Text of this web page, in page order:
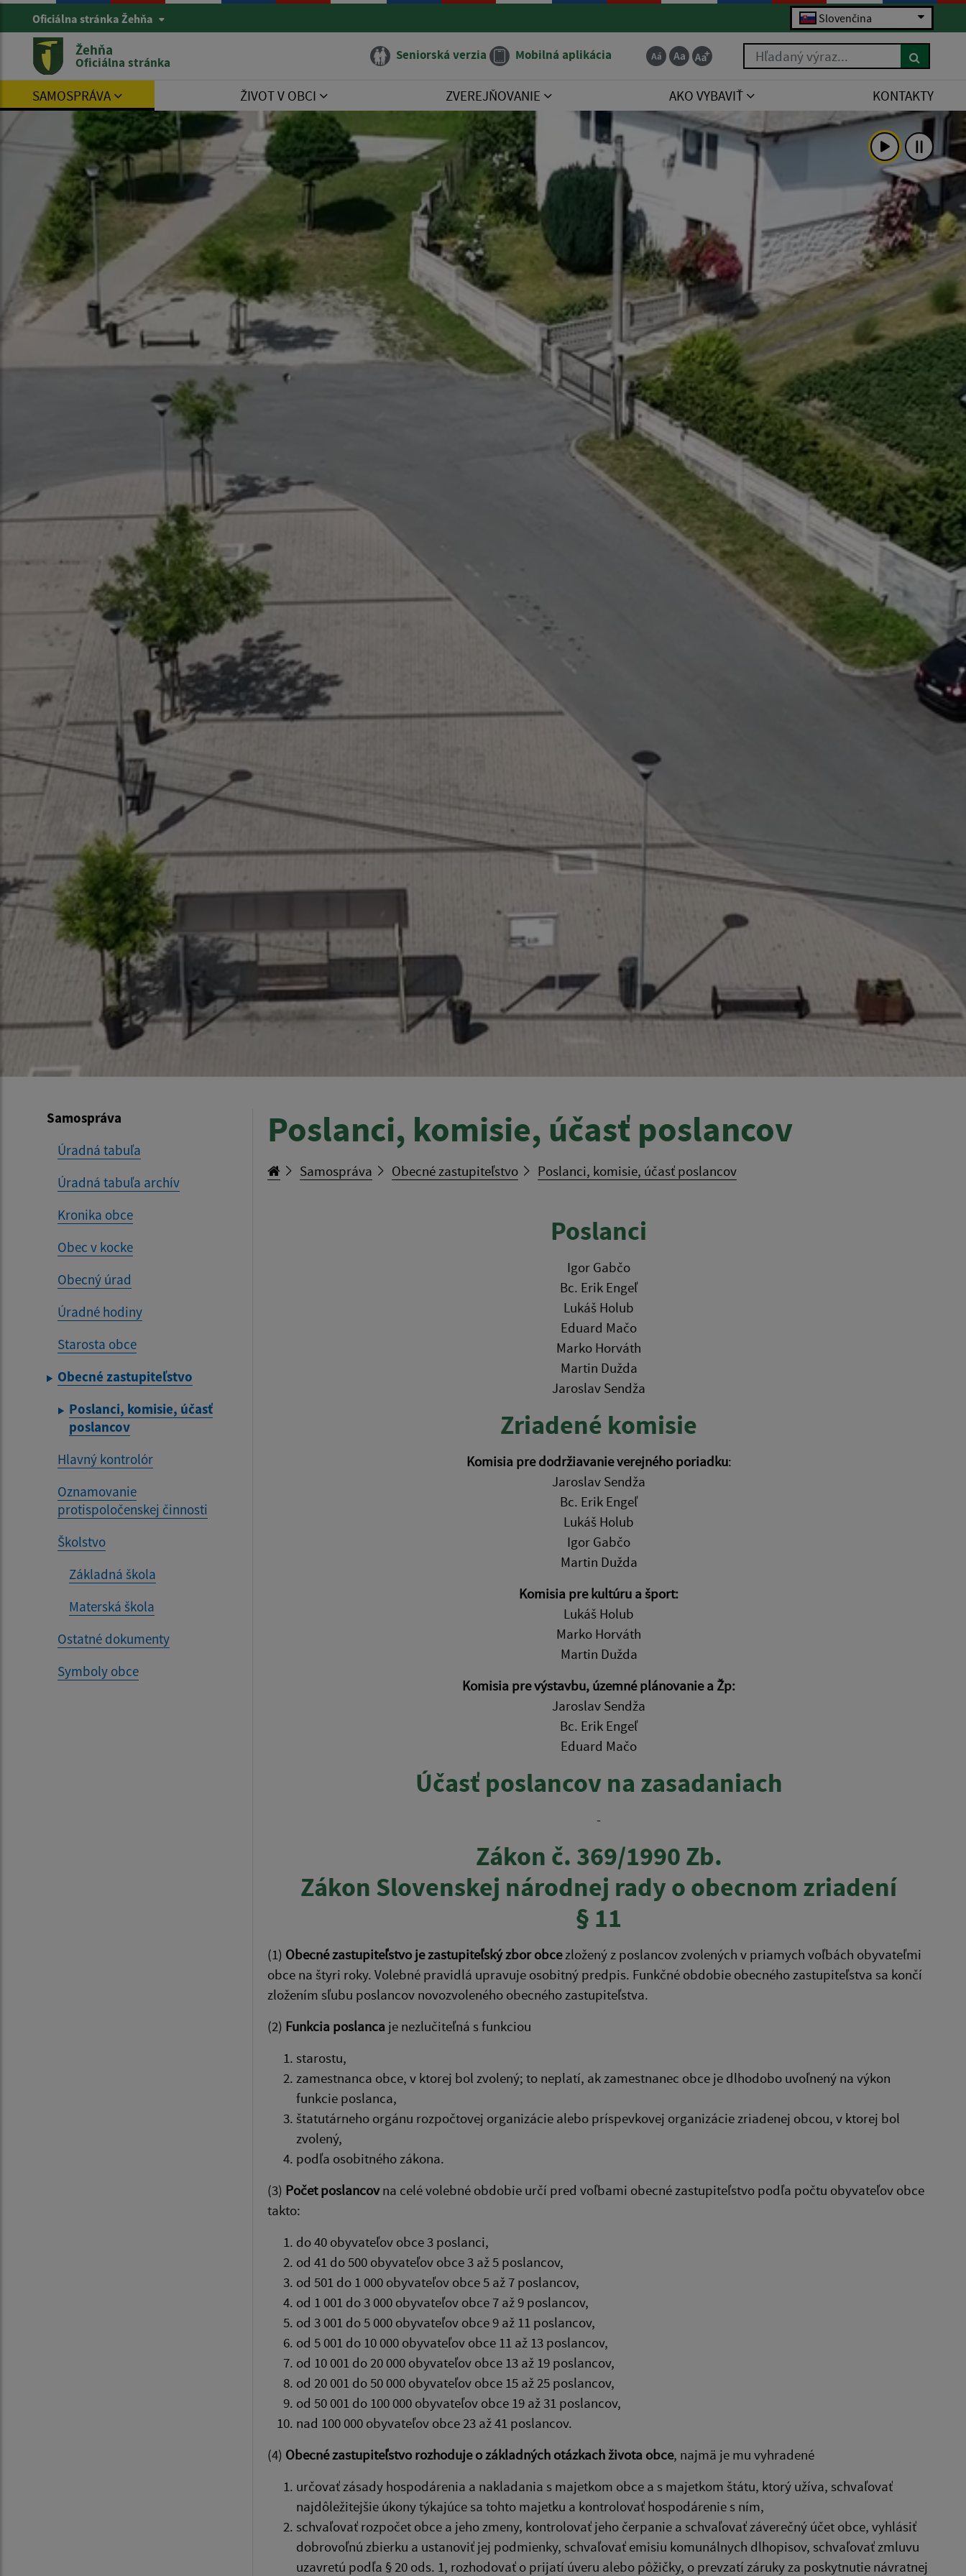
Oficiálna stránka Žehňa Slovenčina
Žehňa
Oficiálna stránka Seniorská verzia Mobilná aplikácia Hľadaný výraz...
SAMOSPRÁVA ŽIVOT V OBCI ZVEREJŇOVANIE AKO VYBAVIŤ KONTAKTY
Samospráva
Úradná tabuľa
Úradná tabuľa archív
Kronika obce
Obec v kocke
Obecný úrad
Úradné hodiny
Starosta obce
Obecné zastupiteľstvo
Poslanci, komisie, účasť
poslancov
Hlavný kontrolór
Oznamovanie
protispoločenskej činnosti
Školstvo
Základná škola
Materská škola
Ostatné dokumenty
Symboly obce
Poslanci, komisie, účasť poslancov
Samospráva Obecné zastupiteľstvo Poslanci, komisie, účasť poslancov
Poslanci
Igor Gabčo
Bc. Erik Engeľ
Lukáš Holub
Eduard Mačo
Marko Horváth
Martin Dužda
Jaroslav Sendža
Zriadené komisie
Komisia pre dodržiavanie verejného poriadku:
Jaroslav Sendža
Bc. Erik Engeľ
Lukáš Holub
Igor Gabčo
Martin Dužda
Komisia pre kultúru a šport:
Lukáš Holub
Marko Horváth
Martin Dužda
Komisia pre výstavbu, územné plánovanie a Žp:
Jaroslav Sendža
Bc. Erik Engeľ
Eduard Mačo
Účasť poslancov na zasadaniach
-
Zákon č. 369/1990 Zb.
Zákon Slovenskej národnej rady o obecnom zriadení
§ 11
(1) Obecné zastupiteľstvo je zastupiteľský zbor obcezložený z poslancov zvolených v priamych voľbách obyvateľmi
obce na štyri roky. Volebné pravidlá upravuje osobitný predpis. Funkčné obdobie obecného zastupiteľstva sa končí
zložením sľubu poslancov novozvoleného obecného zastupiteľstva.
(2) Funkcia poslanca je nezlučiteľná s funkciou
starostu,
zamestnanca obce, v ktorej bol zvolený; to neplatí, ak zamestnanec obce je dlhodobo uvoľnený na výkon
funkcie poslanca,
štatutárneho orgánu rozpočtovej organizácie alebo príspevkovej organizácie zriadenej obcou, v ktorej bol
zvolený,
podľa osobitného zákona.
(3) Počet poslancovna celé volebné obdobie určí pred voľbami obecné zastupiteľstvo podľa počtu obyvateľov obce
takto:
do 40 obyvateľov obce 3 poslanci,
od 41 do 500 obyvateľov obce 3 až 5 poslancov,
od 501 do 1 000 obyvateľov obce 5 až 7 poslancov,
od 1 001 do 3 000 obyvateľov obce 7 až 9 poslancov,
od 3 001 do 5 000 obyvateľov obce 9 až 11 poslancov,
od 5 001 do 10 000 obyvateľov obce 11 až 13 poslancov,
od 10 001 do 20 000 obyvateľov obce 13 až 19 poslancov,
od 20 001 do 50 000 obyvateľov obce 15 až 25 poslancov,
od 50 001 do 100 000 obyvateľov obce 19 až 31 poslancov,
nad 100 000 obyvateľov obce 23 až 41 poslancov.
(4) Obecné zastupiteľstvo rozhoduje o základných otázkach života obce, najmä je mu vyhradené
určovať zásady hospodárenia a nakladania s majetkom obce a s majetkom štátu, ktorý užíva, schvaľovať
najdôležitejšie úkony týkajúce sa tohto majetku a kontrolovať hospodárenie s ním,
schvaľovať rozpočet obce a jeho zmeny, kontrolovať jeho čerpanie a schvaľovať záverečný účet obce, vyhlásiť
dobrovoľnú zbierku a ustanoviť jej podmienky, schvaľovať emisiu komunálnych dlhopisov, schvaľovať zmluvu
uzavretú podľa § 20 ods. 1, rozhodovať o prijatí úveru alebo pôžičky, o prevzatí záruky za poskytnutie návratnej